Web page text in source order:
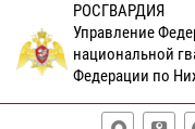
РОСГВАРДИЯ
Управление
национальной
Федерации по